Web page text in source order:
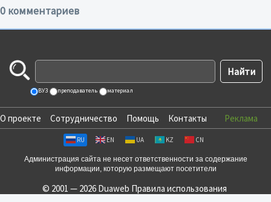
0 комментариев
ВУЗ преподаватель материал
О проекте Сотрудничество Помощь Контакты Реклама
RU EN UA KZ CN
Администрация сайта не несет ответственности за содержание
информации, которую размещают посетители
© 2001 — 2026 Duaweb Правила использования